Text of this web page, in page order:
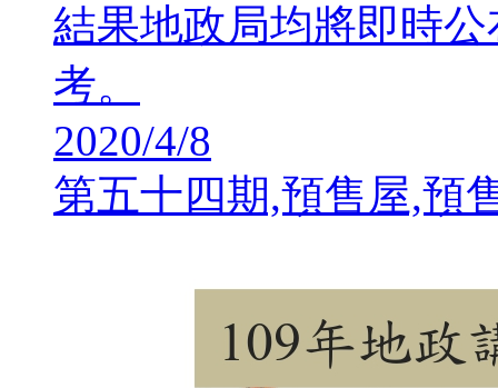
結果地政局均將即時
考。
2020/4/8
第五十四期,預售屋,預